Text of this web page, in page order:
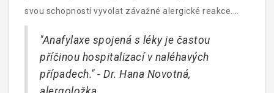
svou schopností vyvolat závažné alergické reakce.
Reakcí na lék může být kromě vyrážky také
anafylaktický šok, což je důvod, proč je důležité být
opatrný při užívání nových nebo neznámých léků.
"Anafylaxe spojená s léky je častou
příčinou hospitalizací v naléhavých
případech." - Dr. Hana Novotná,